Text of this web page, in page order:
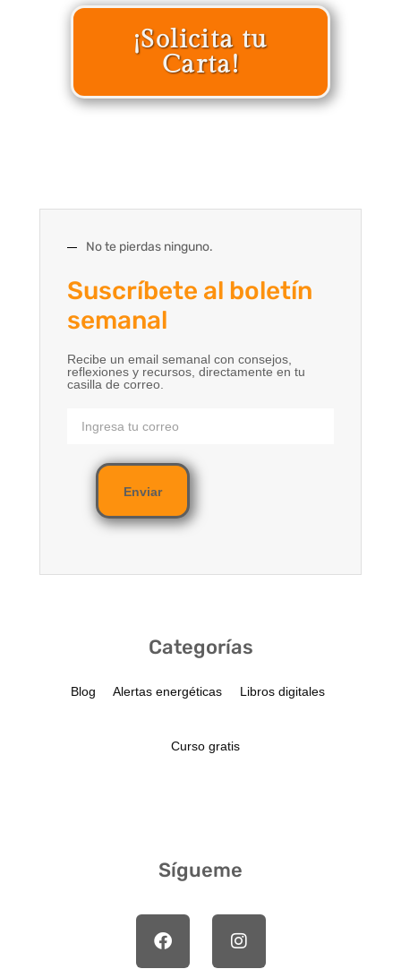
¡Solicita tu
Carta!
No te pierdas ninguno.
Suscríbete al boletín
semanal
Recibe un email semanal con consejos,
reflexiones y recursos, directamente en tu
casilla de correo.
Enviar
Categorías
Blog Alertas energéticas Libros digitales
Curso gratis
Sígueme